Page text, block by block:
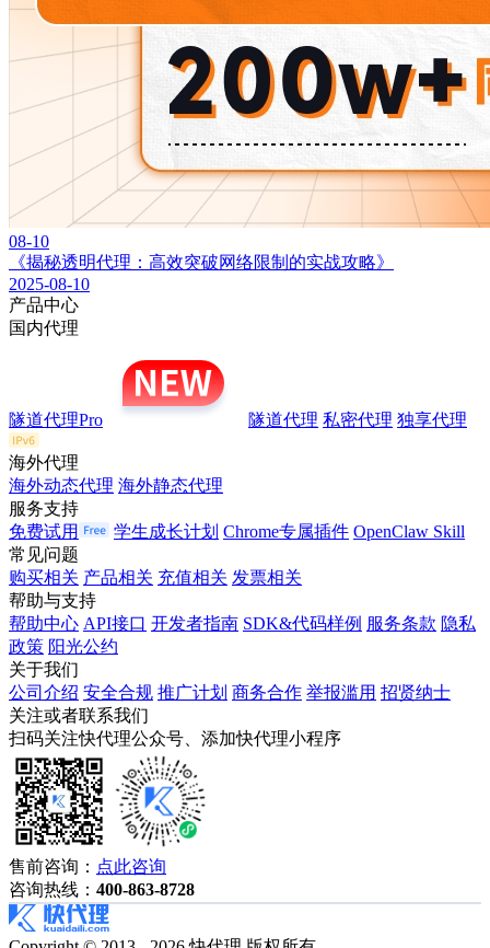
08-10
《揭秘透明代理：高效突破网络限制的实战攻略》
2025-08-10
产品中心
国内代理
隧道代理Pro 隧道代理 私密代理 独享代理
海外代理
海外动态代理 海外静态代理
服务支持
免费试用
学生成长计划 Chrome专属插件 OpenClaw Skill
常见问题
购买相关 产品相关 充值相关 发票相关
帮助与支持
帮助中心 API接口 开发者指南 SDK&代码样例 服务条款 隐私
政策 阳光公约
关于我们
公司介绍 安全合规 推广计划 商务合作 举报滥用 招贤纳士
关注或者联系我们
扫码关注快代理公众号、添加快代理小程序
售前咨询： 点此咨询
咨询热线： 400-863-8728